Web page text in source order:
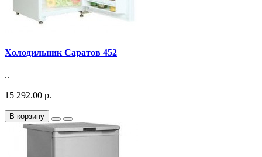
Холодильник Саратов 452
..
15 292.00 р.
В корзину